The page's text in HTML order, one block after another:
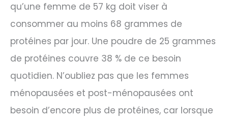
qu’une femme de 57 kg doit viser à
consommer au moins 68 grammes de
protéines par jour. Une poudre de 25 grammes
de protéines couvre 38 % de ce besoin
quotidien. N’oubliez pas que les femmes
ménopausées et post-ménopausées ont
besoin d’encore plus de protéines, car lorsque